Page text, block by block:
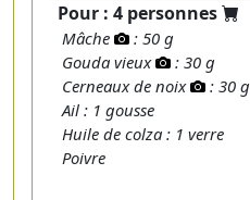
Pour : 4 personnes
Mâche
: 50 g
Gouda vieux
: 30 g
Cerneaux de noix
: 30 g
Ail : 1 gousse
Huile de colza : 1 verre
Poivre